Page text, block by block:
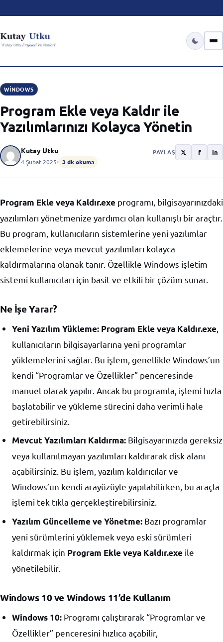
WINDOWS
Program Ekle veya Kaldır ile
Yazılımlarınızı Kolayca Yönetin
Kutay Utku
4 Şubat 2025• 3 dk okuma
PAYLAŞ 𝕏 f in
Program Ekle veya Kaldır.exe programı, bilgisayarınızdaki
yazılımları yönetmenize yardımcı olan kullanışlı bir araçtır.
Bu program, kullanıcıların sistemlerine yeni yazılımlar
eklemelerine veya mevcut yazılımları kolayca
kaldırmalarına olanak tanır. Özellikle Windows işletim
sistemi kullanıcıları için basit ve etkili bir çözüm sunar.
Ne İşe Yarar?
Yeni Yazılım Yükleme: Program Ekle veya Kaldır.exe
kullanıcıların bilgisayarlarına yeni programlar
yüklemelerini sağlar. Bu işlem, genellikle Windows’un
kendi “Programlar ve Özellikler” penceresinde
manuel olarak yapılır. Ancak bu programla, işlemi hızla
başlatabilir ve yükleme sürecini daha verimli hale
getirebilirsiniz.
Mevcut Yazılımları Kaldırma: Bilgisayarınızda gereksiz
veya kullanılmayan yazılımları kaldırarak disk alanı
açabilirsiniz. Bu işlem, yazılım kaldırıcılar ve
Windows’un kendi arayüzüyle yapılabilirken, bu araçla
işlemi tek tıkla gerçekleştirebilirsiniz.
Yazılım Güncelleme ve Yönetme: Bazı programlar
yeni sürümlerini yüklemek veya eski sürümleri
kaldırmak için Program Ekle veya Kaldır.exe ile
yönetilebilir.
Windows 10 ve Windows 11’de Kullanım
Windows 10: Programı çalıştırarak “Programlar ve
Özellikler” penceresini hızlıca açabilir,